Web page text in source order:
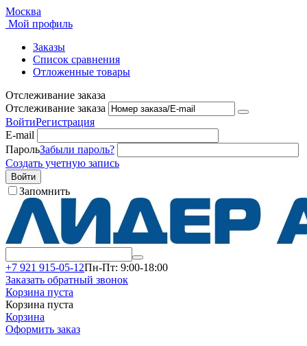
Москва
Мой профиль
Заказы
Список сравнения
Отложенные товары
Отслеживание заказа
Отслеживание заказа
ВойтиРегистрация
E-mail
ПарольЗабыли пароль?
Создать учетную запись
Войти
Запомнить
+7 921 915-05-12Пн-Пт: 9:00-18:00
Заказать обратный звонок
Корзина пуста
Корзина пуста
Корзина
Оформить заказ